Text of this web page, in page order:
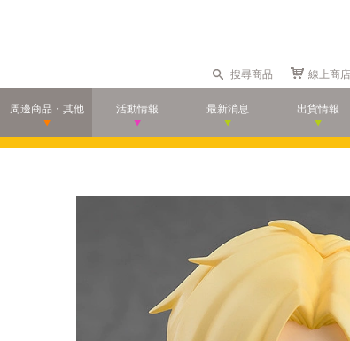
搜尋商品 線上商店
周邊商品・其他 活動情報 最新消息 出貨情報